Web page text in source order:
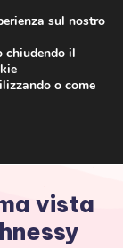
vista
sul nostro
chiudendo il
o come